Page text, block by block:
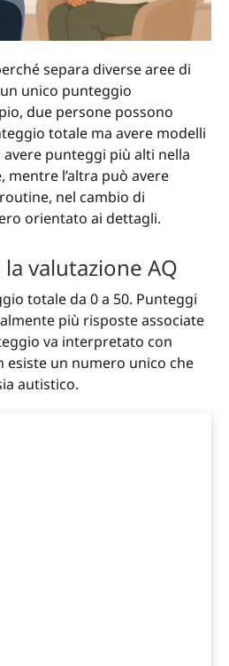
separa diverse aree di
unico punteggio
due persone possono
totale ma avere modelli
punteggi più alti nella
mentre l’altra può avere
nel cambio di
orientato ai dettagli.
valutazione AQ
totale da 0 a 50. Punteggi
più risposte associate
va interpretato con
esiste un numero unico che
autistico.